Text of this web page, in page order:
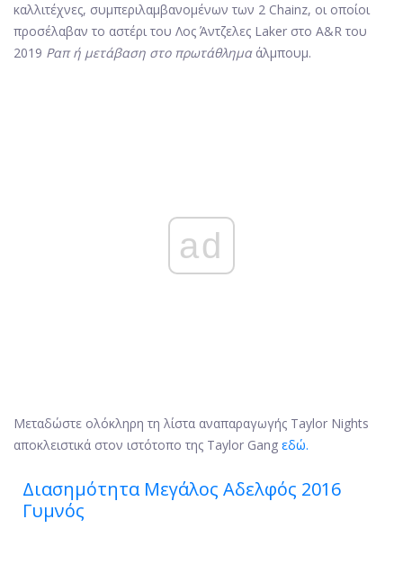
καλλιτέχνες, συμπεριλαμβανομένων των 2 Chainz, οι οποίοι
προσέλαβαν το αστέρι του Λος Άντζελες Laker στο A&R του
2019 Ραπ ή μετάβαση στο πρωτάθλημαάλμπουμ.
ad
Μεταδώστε ολόκληρη τη λίστα αναπαραγωγής Taylor Nights
αποκλειστικά στον ιστότοπο της Taylor Gang εδώ.
Διασημότητα Μεγάλος Αδελφός 2016
Γυμνός